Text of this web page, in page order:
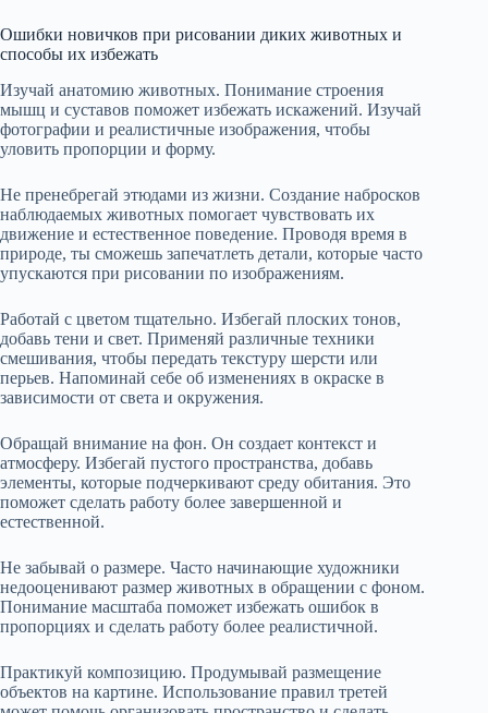
Ошибки новичков при рисовании диких животных и
способы их избежать
Изучай анатомию животных. Понимание строения
мышц и суставов поможет избежать искажений. Изучай
фотографии и реалистичные изображения, чтобы
уловить пропорции и форму.
Не пренебрегай этюдами из жизни. Создание набросков
наблюдаемых животных помогает чувствовать их
движение и естественное поведение. Проводя время в
природе, ты сможешь запечатлеть детали, которые часто
упускаются при рисовании по изображениям.
Работай с цветом тщательно. Избегай плоских тонов,
добавь тени и свет. Применяй различные техники
смешивания, чтобы передать текстуру шерсти или
перьев. Напоминай себе об изменениях в окраске в
зависимости от света и окружения.
Обращай внимание на фон. Он создает контекст и
атмосферу. Избегай пустого пространства, добавь
элементы, которые подчеркивают среду обитания. Это
поможет сделать работу более завершенной и
естественной.
Не забывай о размере. Часто начинающие художники
недооценивают размер животных в обращении с фоном.
Понимание масштаба поможет избежать ошибок в
пропорциях и сделать работу более реалистичной.
Практикуй композицию. Продумывай размещение
объектов на картине. Использование правил третей